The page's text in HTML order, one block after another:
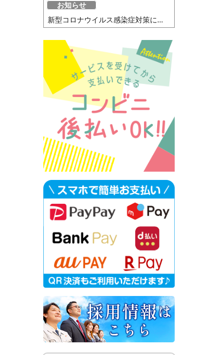
お知らせ
新型コロナウイルス感染症対策に...